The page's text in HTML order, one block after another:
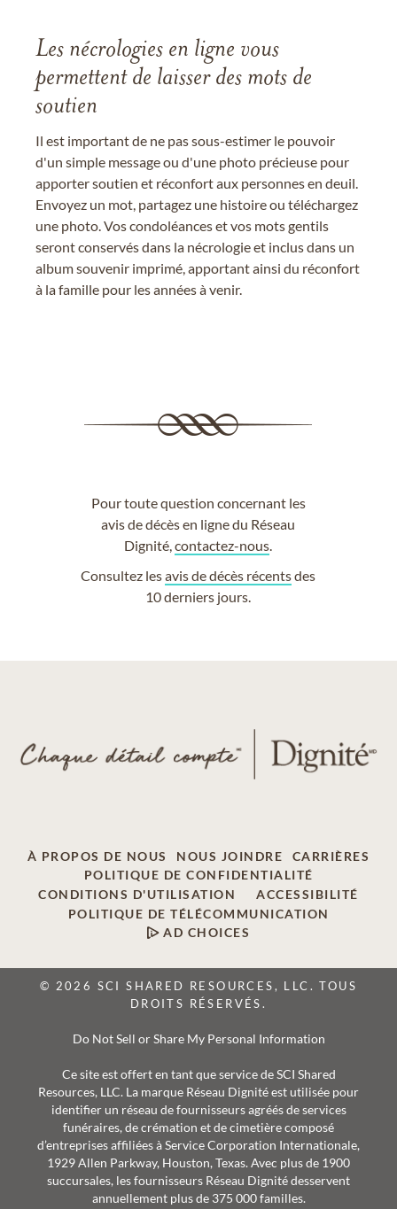
Les nécrologies en ligne vous
permettent de laisser des mots de
soutien
Il est important de ne pas sous-estimer le pouvoir
d'un simple message ou d'une photo précieuse pour
apporter soutien et réconfort aux personnes en deuil.
Envoyez un mot, partagez une histoire ou téléchargez
une photo. Vos condoléances et vos mots gentils
seront conservés dans la nécrologie et inclus dans un
album souvenir imprimé, apportant ainsi du réconfort
à la famille pour les années à venir.
Pour toute question concernant les
avis de décès en ligne du Réseau
Dignité,contactez-nous
Consultez lesavis de décès récentsdes
10 derniers jours.
À PROPOS DE NOUS NOUS JOINDRE
CARRIÈRES
POLITIQUE DE CONFIDENTIALITÉ
CONDITIONS D'UTILISATION
ACCESSIBILITÉ
POLITIQUE DE TÉLÉCOMMUNICATION
AD CHOICES
© 2026 SCI SHARED RESOURCES, LLC. TOUS
DROITS RÉSERVÉS.
Do Not Sell or Share My Personal Information
Ce site est offert en tant que service de SCI Shared
Resources, LLC. La marque Réseau Dignité est utilisée pour
identifier un réseau de fournisseurs agréés de services
funéraires, de crémation et de cimetière composé
d’entreprises affiliées à Service Corporation Internationale,
1929 Allen Parkway, Houston, Texas. Avec plus de 1900
succursales, les fournisseurs Réseau Dignité desservent
annuellement plus de 375 000 familles.